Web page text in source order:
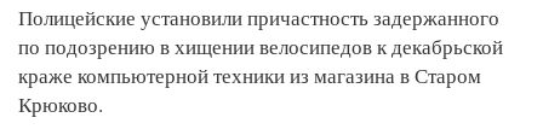
Полицейские установили причастность задержанного
по подозрению в хищении велосипедов к декабрьской
краже компьютерной техники из магазина в Старом
Крюково.